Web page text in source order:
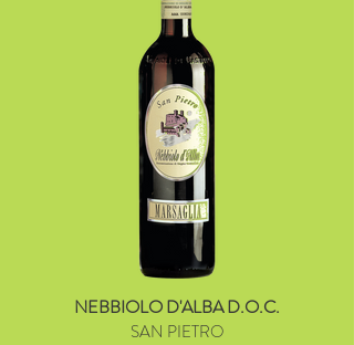
NEBBIOLO D'ALBA D.O.C.
SAN PIETRO